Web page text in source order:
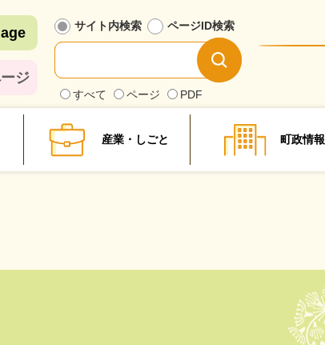
ジ
サイト内検索
検
索
対
象
すべて ページ PDF
ページID検索
探
産業・しごと 町政情報